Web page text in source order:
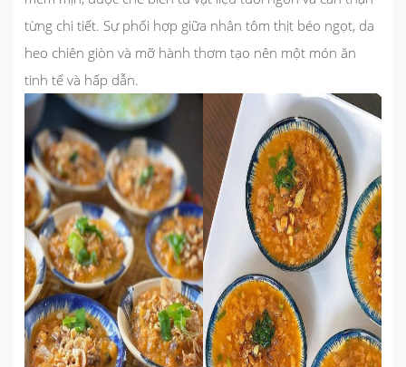
từng chi tiết. Sự phối hợp giữa nhân tôm thịt béo ngọt, da
heo chiên giòn và mỡ hành thơm tạo nên một món ăn
tinh tế và hấp dẫn.